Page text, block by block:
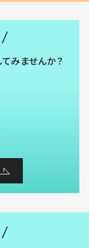
みませんか？